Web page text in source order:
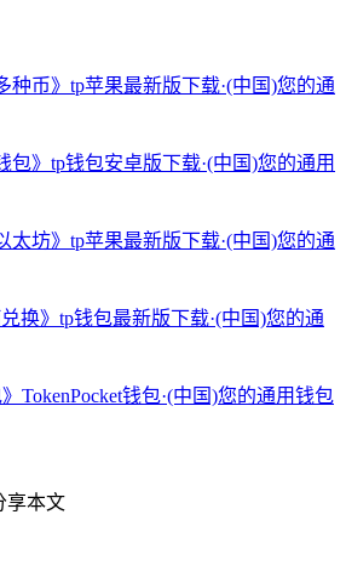
种币》tp苹果最新版下载·(中国)您的通
包》tp钱包安卓版下载·(中国)您的通用
太坊》tp苹果最新版下载·(中国)您的通
换》tp钱包最新版下载·(中国)您的通
TokenPocket钱包·(中国)您的通用钱包
享本文